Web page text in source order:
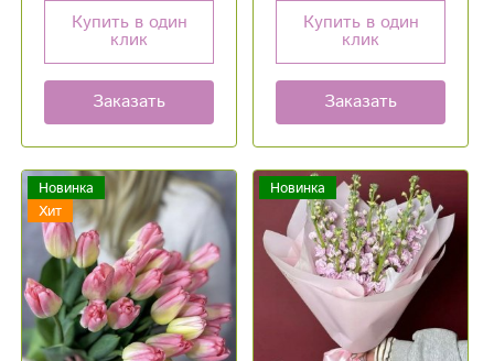
специальному
предложению до 6
марта.
Купить в один
клик
Заказать
предложению до 6
марта. Оформить заказ
Вы можете уже сейчас
- доставим 8 марта.
Купить в один
клик
Заказать
Новинка
Хит
Новинка